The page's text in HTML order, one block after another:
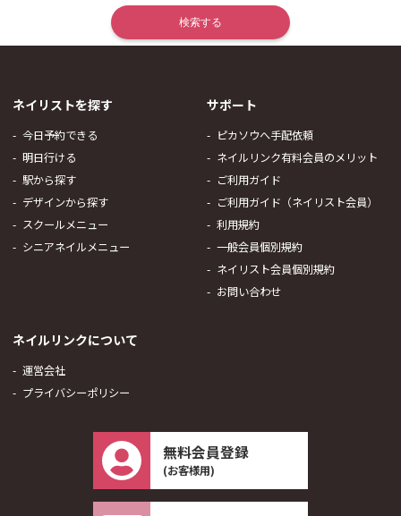
ネイリストを探す
今日予約できる
明日行ける
駅から探す
デザインから探す
スクールメニュー
シニアネイルメニュー
サポート
ピカソウへ手配依頼
ネイルリンク有料会員のメリット
ご利用ガイド
ご利用ガイド（ネイリスト会員）
利用規約
一般会員個別規約
ネイリスト会員個別規約
お問い合わせ
ネイルリンクについて
運営会社
プライバシーポリシー
無料会員登録
(お客様用)